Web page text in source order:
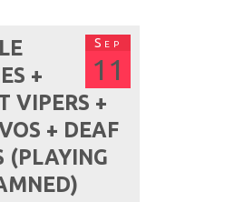
Sep
11
+
VIPERS +
+ DEAF
(PLAYING